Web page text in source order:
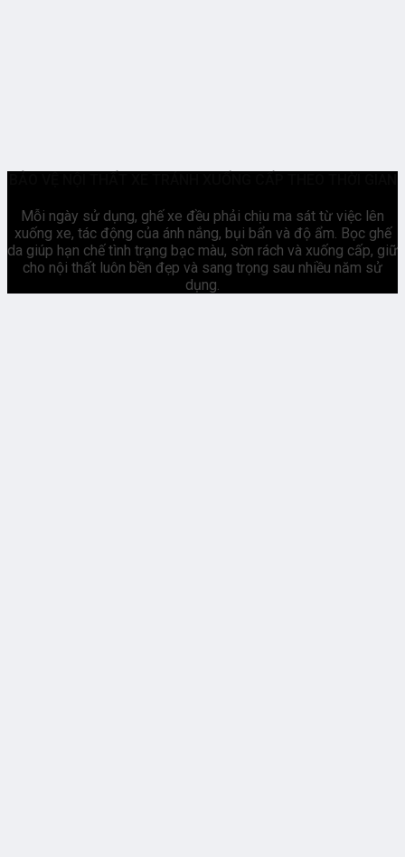
Mỗi ngày sử dụng, ghế xe đều phải chịu ma sát từ việc lên
xuống xe, tác động của ánh nắng, bụi bẩn và độ ẩm. Bọc ghế
da giúp hạn chế tình trạng bạc màu, sờn rách và xuống cấp, giữ
cho nội thất luôn bền đẹp và sang trọng sau nhiều năm sử
dụng.